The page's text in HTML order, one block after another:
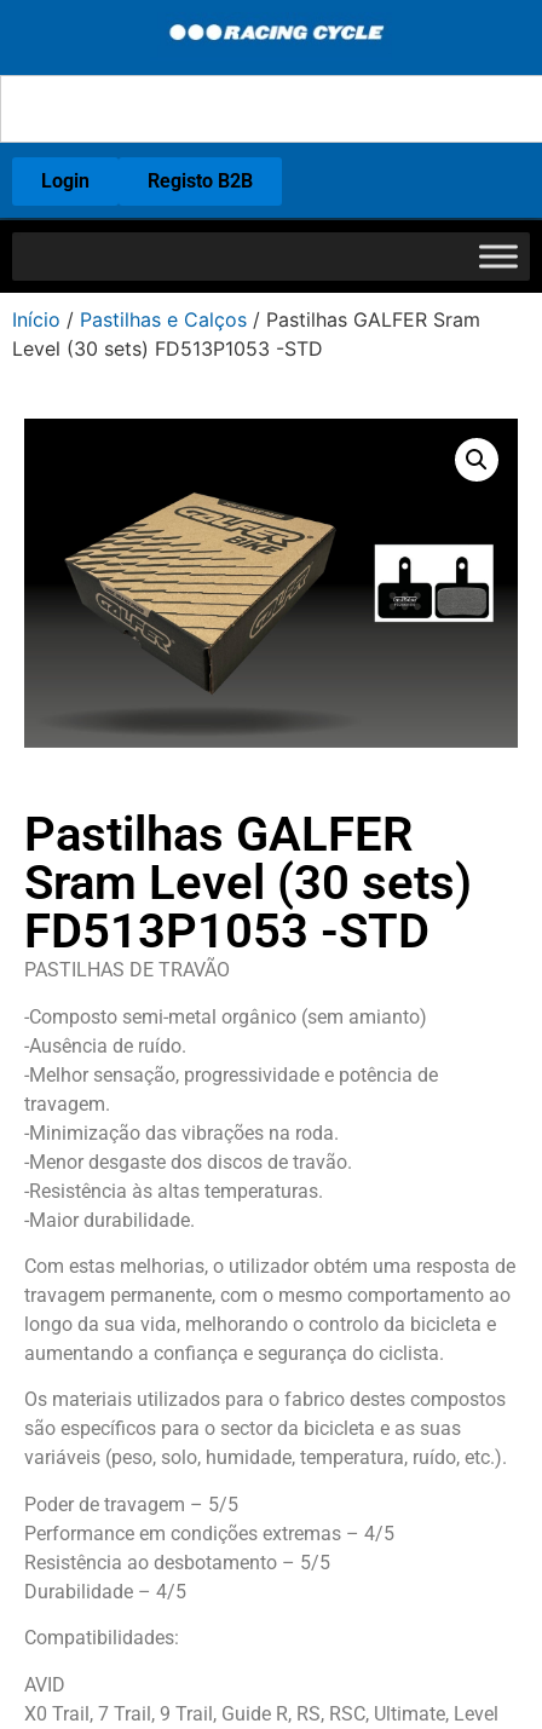
Login Registo B2B
Início / Pastilhas e Calços / Pastilhas GALFER Sram
Level (30 sets) FD513P1053 -STD
Pastilhas GALFER
Sram Level (30 sets)
FD513P1053 -STD
PASTILHAS DE TRAVÃO
-Composto semi-metal orgânico (sem amianto)
-Ausência de ruído.
-Melhor sensação, progressividade e potência de
travagem.
-Minimização das vibrações na roda.
-Menor desgaste dos discos de travão.
-Resistência às altas temperaturas.
-Maior durabilidade.
Com estas melhorias, o utilizador obtém uma resposta de
travagem permanente, com o mesmo comportamento ao
longo da sua vida, melhorando o controlo da bicicleta e
aumentando a confiança e segurança do ciclista.
Os materiais utilizados para o fabrico destes compostos
são específicos para o sector da bicicleta e as suas
variáveis (peso, solo, humidade, temperatura, ruído, etc.).
Poder de travagem – 5/5
Performance em condições extremas – 4/5
Resistência ao desbotamento – 5/5
Durabilidade – 4/5
Compatibilidades:
AVID
X0 Trail, 7 Trail, 9 Trail, Guide R, RS, RSC, Ultimate, Level